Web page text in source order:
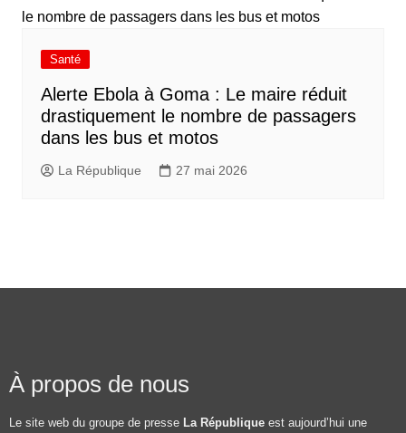
Santé
Alerte Ebola à Goma : Le maire réduit
drastiquement le nombre de passagers
dans les bus et motos
La République 27 mai 2026
À propos de nous
Le site web du groupe de presse La République est aujourd’hui une